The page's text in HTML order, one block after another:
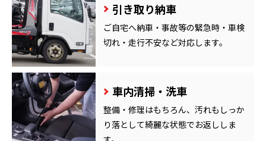
引き取り納車
ご自宅へ納車・事故等の緊急時・車検
切れ・走行不安など対応します。
車内清掃・洗車
整備・修理はもちろん、汚れもしっか
り落として綺麗な状態でお返ししま